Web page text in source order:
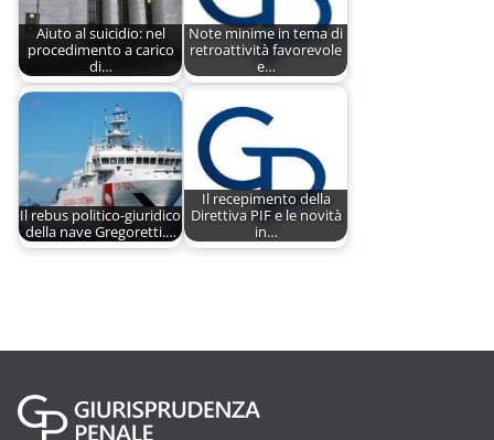
Aiuto al suicidio: nel
procedimento a carico
di…
Note minime in tema di
retroattività favorevole
e…
Il rebus politico-giuridico
della nave Gregoretti.…
Il recepimento della
Direttiva PIF e le novità
in…